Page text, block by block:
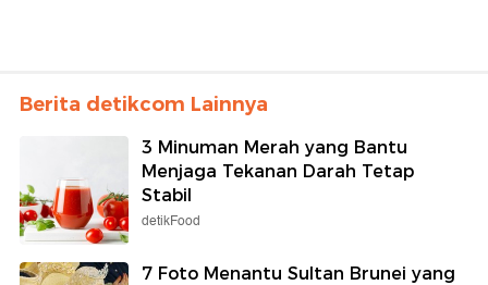
Berita detikcom Lainnya
3 Minuman Merah yang Bantu
Menjaga Tekanan Darah Tetap
Stabil
detikFood
7 Foto Menantu Sultan Brunei yang